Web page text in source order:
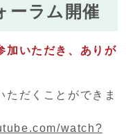
ーラム開催
加いただき、ありが
ただくことができま
watch?